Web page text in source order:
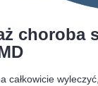
choroba
całkowicie